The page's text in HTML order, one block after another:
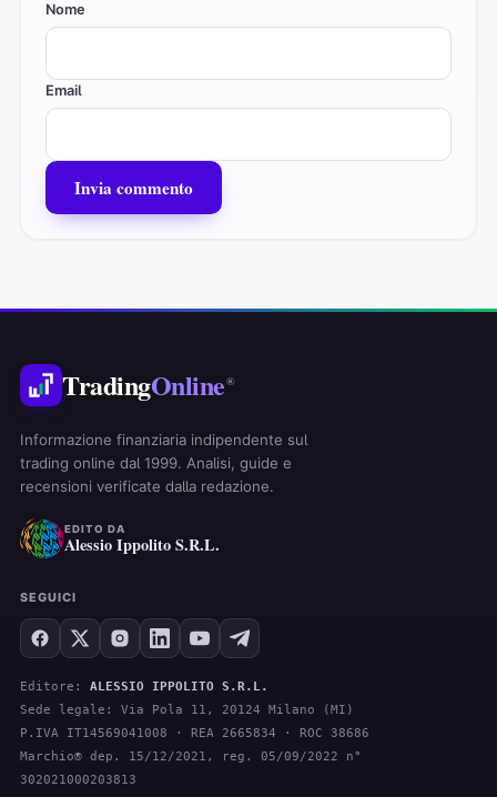
Nome
Email
TradingOnline®
Informazione finanziaria indipendente sul
trading online dal 1999. Analisi, guide e
recensioni verificate dalla redazione.
EDITO DA
Alessio Ippolito S.R.L.
SEGUICI
Editore: ALESSIO IPPOLITO S.R.L.
Sede legale: Via Pola 11, 20124 Milano (MI)
P.IVA IT14569041008 · REA 2665834 · ROC 38686
Marchio® dep. 15/12/2021, reg. 05/09/2022 n°
302021000203813